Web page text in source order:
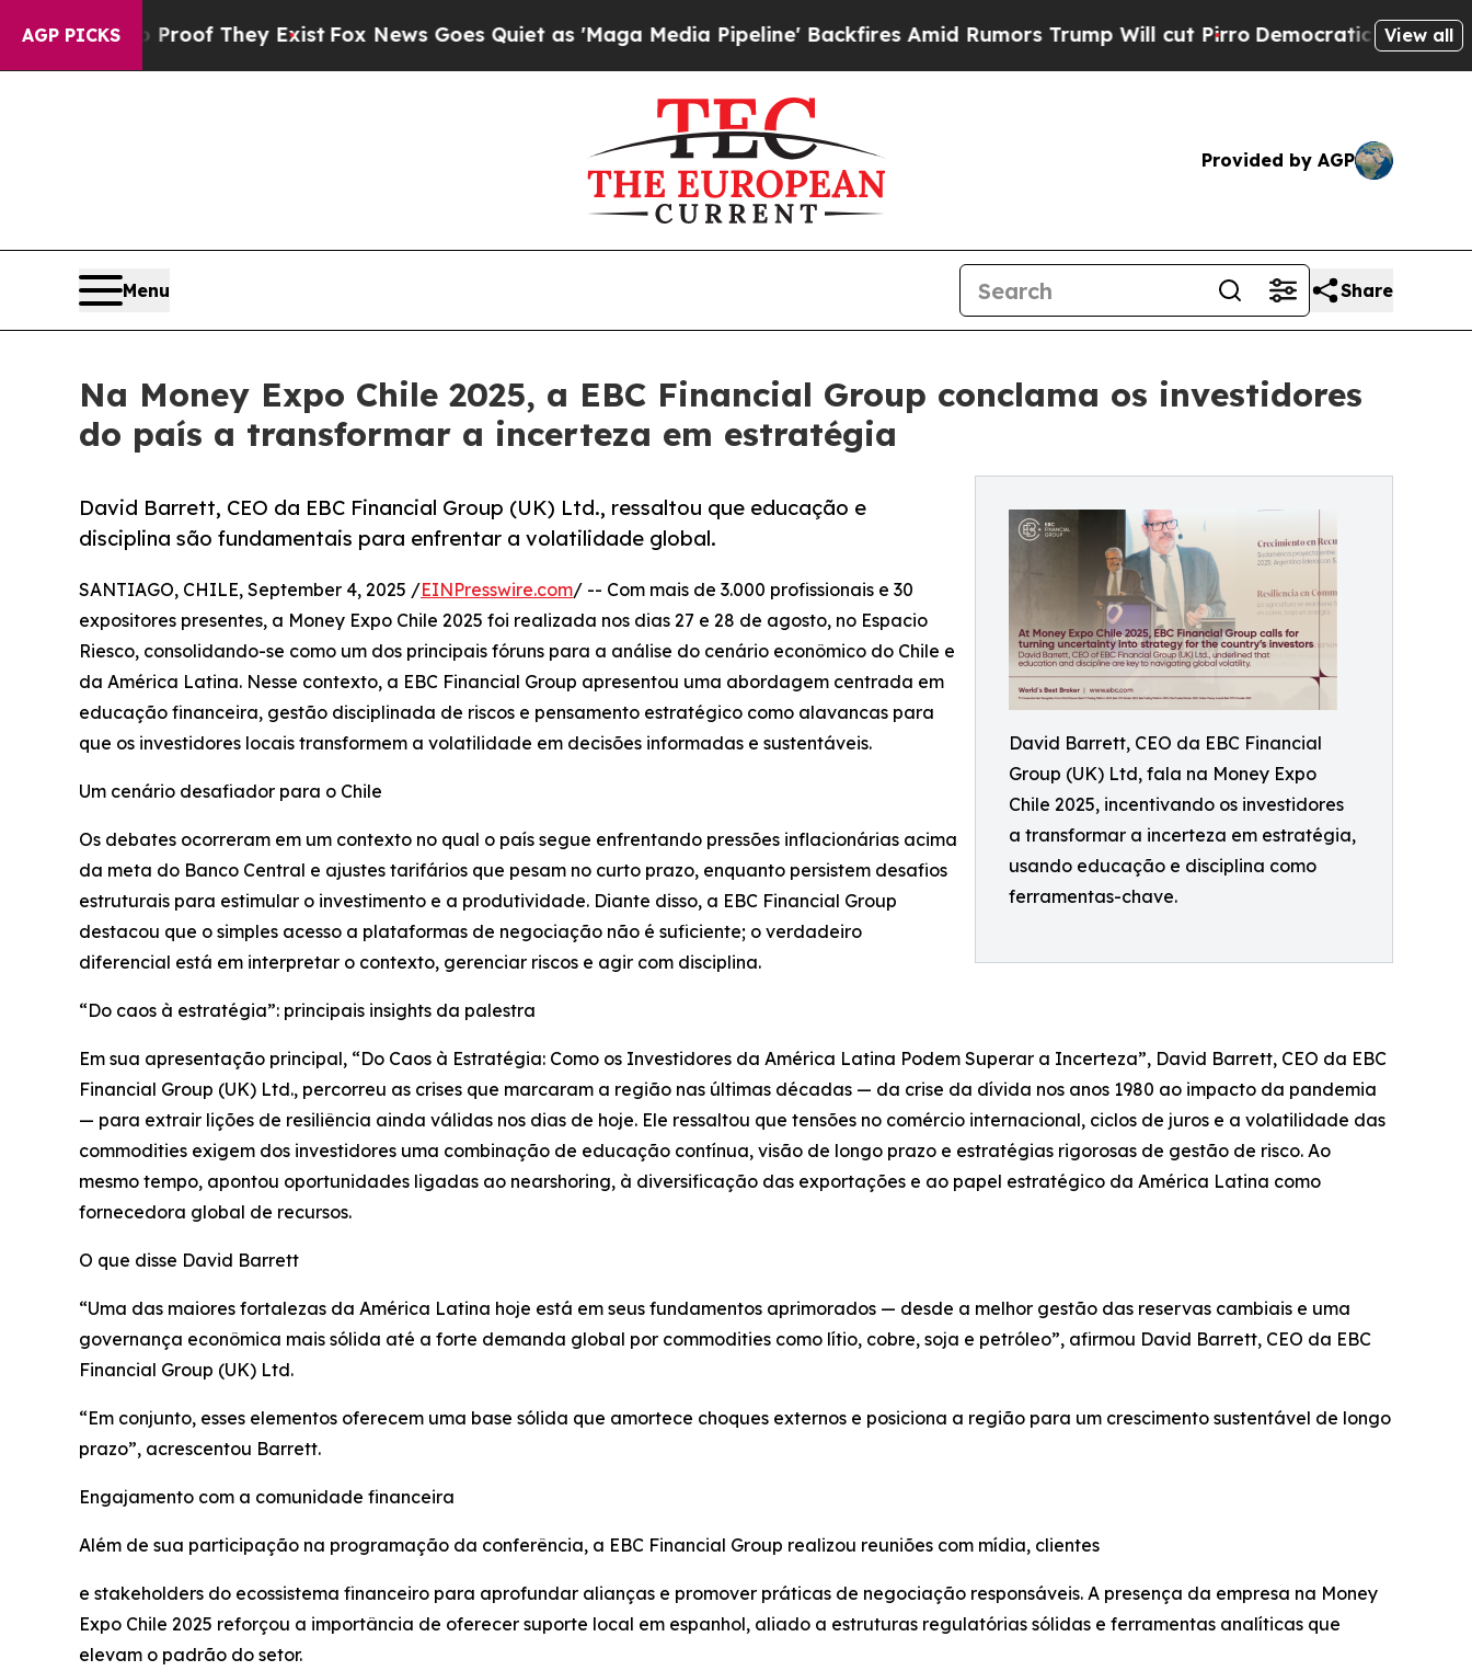
AGP PICKS
no Proof They ExistFox News Goes Quiet as 'Maga Media Pipeline' Backfires Amid Rumors Trump Will cut PirroDemocratic Socialists of View all
Provided by AGP
Menu Share
Na Money Expo Chile 2025, a EBC Financial Group conclama os investidores
do país a transformar a incerteza em estratégia
David Barrett, CEO da EBC Financial
Group (UK) Ltd, fala na Money Expo
Chile 2025, incentivando os investidores
a transformar a incerteza em estratégia,
usando educação e disciplina como
ferramentas-chave.
David Barrett, CEO da EBC Financial Group (UK) Ltd., ressaltou que educação e
disciplina são fundamentais para enfrentar a volatilidade global.
SANTIAGO, CHILE, September 4, 2025 /EINPresswire.com/ -- Com mais de 3.000 profissionais e 30
expositores presentes, a Money Expo Chile 2025 foi realizada nos dias 27 e 28 de agosto, no Espacio
Riesco, consolidando-se como um dos principais fóruns para a análise do cenário econômico do Chile e
da América Latina. Nesse contexto, a EBC Financial Group apresentou uma abordagem centrada em
educação financeira, gestão disciplinada de riscos e pensamento estratégico como alavancas para
que os investidores locais transformem a volatilidade em decisões informadas e sustentáveis.
Um cenário desafiador para o Chile
Os debates ocorreram em um contexto no qual o país segue enfrentando pressões inflacionárias acima
da meta do Banco Central e ajustes tarifários que pesam no curto prazo, enquanto persistem desafios
estruturais para estimular o investimento e a produtividade. Diante disso, a EBC Financial Group
destacou que o simples acesso a plataformas de negociação não é suficiente; o verdadeiro
diferencial está em interpretar o contexto, gerenciar riscos e agir com disciplina.
“Do caos à estratégia”: principais insights da palestra
Em sua apresentação principal, “Do Caos à Estratégia: Como os Investidores da América Latina Podem Superar a Incerteza”, David Barrett, CEO da EBC
Financial Group (UK) Ltd., percorreu as crises que marcaram a região nas últimas décadas — da crise da dívida nos anos 1980 ao impacto da pandemia
— para extrair lições de resiliência ainda válidas nos dias de hoje. Ele ressaltou que tensões no comércio internacional, ciclos de juros e a volatilidade das
commodities exigem dos investidores uma combinação de educação contínua, visão de longo prazo e estratégias rigorosas de gestão de risco. Ao
mesmo tempo, apontou oportunidades ligadas ao nearshoring, à diversificação das exportações e ao papel estratégico da América Latina como
fornecedora global de recursos.
O que disse David Barrett
“Uma das maiores fortalezas da América Latina hoje está em seus fundamentos aprimorados — desde a melhor gestão das reservas cambiais e uma
governança econômica mais sólida até a forte demanda global por commodities como lítio, cobre, soja e petróleo”, afirmou David Barrett, CEO da EBC
Financial Group (UK) Ltd.
“Em conjunto, esses elementos oferecem uma base sólida que amortece choques externos e posiciona a região para um crescimento sustentável de longo
prazo”, acrescentou Barrett.
Engajamento com a comunidade financeira
Além de sua participação na programação da conferência, a EBC Financial Group realizou reuniões com mídia, clientes
e stakeholders do ecossistema financeiro para aprofundar alianças e promover práticas de negociação responsáveis. A presença da empresa na Money
Expo Chile 2025 reforçou a importância de oferecer suporte local em espanhol, aliado a estruturas regulatórias sólidas e ferramentas analíticas que
elevam o padrão do setor.